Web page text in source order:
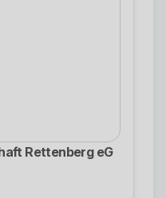
Rettenberg eG